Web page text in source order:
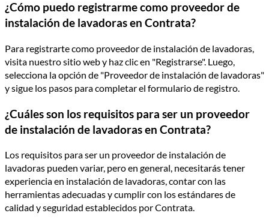
¿Cómo puedo registrarme como proveedor de
instalación de lavadoras en Contrata?
Para registrarte como proveedor de instalación de lavadoras,
visita nuestro sitio web y haz clic en "Registrarse". Luego,
selecciona la opción de "Proveedor de instalación de lavadoras"
y sigue los pasos para completar el formulario de registro.
¿Cuáles son los requisitos para ser un proveedor
de instalación de lavadoras en Contrata?
Los requisitos para ser un proveedor de instalación de
lavadoras pueden variar, pero en general, necesitarás tener
experiencia en instalación de lavadoras, contar con las
herramientas adecuadas y cumplir con los estándares de
calidad y seguridad establecidos por Contrata.